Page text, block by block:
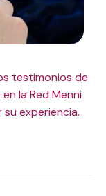
testimonios de
la Red Menni
experiencia.